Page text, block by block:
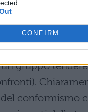
CONFIRM
in causa
accurate delle
gruppo
conformismo